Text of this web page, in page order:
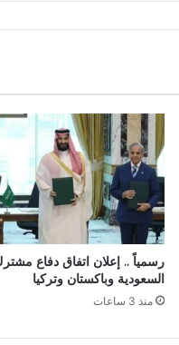
رسمياً .. إعلان اتفاق دفاع
السعودية وباكستان وتركيا
منذ 3 ساعات